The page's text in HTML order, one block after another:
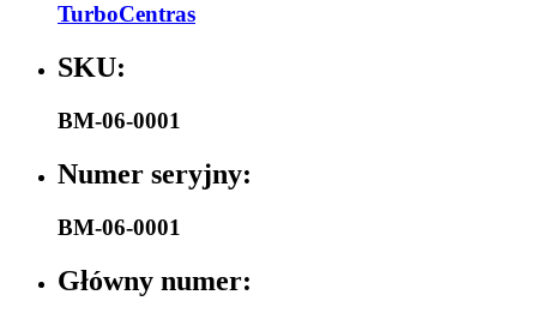
TurboCentras
SKU:
BM-06-0001
Numer seryjny:
BM-06-0001
Główny numer: